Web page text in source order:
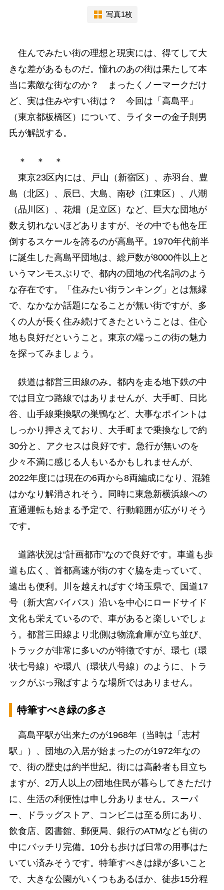
写真1枚
住んでみたい街の理想と現実には、得てして大
きな差があるものだ。憧れのあの街は果たして本
当に素敵な街なのか？ まったくノーマークだけ
ど、実は住みやすい街は？ 今回は「高島平」
（東京都板橋区）について、ライターの金子則男
氏が解説する。
＊ ＊ ＊
東京23区内には、戸山（新宿区）、赤羽台、豊
島（北区）、辰巳、大島、南砂（江東区）、八潮
（品川区）、花畑（足立区）など、巨大な団地が
数え切れないほどありますが、その中でも他を圧
倒するスケールを誇るのが高島平。1970年代前半
に誕生した高島平団地は、総戸数が8000件以上と
いうマンモスぶりで、都内の団地の代名詞のよう
な存在です。「住みたい街ランキング」とは無縁
で、なかなか話題になることが無い街ですが、多
くの人が長く住み続けてきたということは、住心
地も良好だということ。東京の端っこの街の魅力
を探ってみましょう。
鉄道は都営三田線のみ。都内を走る地下鉄の中
では目立つ路線ではありませんが、大手町、日比
谷、山手線乗換駅の巣鴨など、大事なポイントは
しっかり押さえており、大手町まで乗換なしで約
30分と、アクセスは良好です。急行が無いのを
少々不満に感じる人もいるかもしれませんが、
2022年度には現在の6両から8両編成になり、混雑
はかなり解消されそう。同時に東急新横浜線への
直通運転も始まる予定で、行動範囲が広がりそう
です。
道路状況は“計画都市”なので良好です。車道も歩
道も広く、首都高速が街のすぐ脇を走っていて、
遠出も便利。川を越えればすぐ埼玉県で、国道17
号（新大宮バイパス）沿いを中心にロードサイド
文化も栄えているので、車があると楽しいでしょ
う。都営三田線より北側は物流倉庫が立ち並び、
トラックが非常に多いのが特徴ですが、環七（環
状七号線）や環八（環状八号線）のように、トラ
ックがぶっ飛ばすような場所ではありません。
特筆すべき緑の多さ
高島平駅が出来たのが1968年（当時は「志村
駅」）、団地の入居が始まったのが1972年なの
で、街の歴史は約半世紀。街には高齢者も目立ち
ますが、2万人以上の団地住民が暮らしてきただけ
に、生活の利便性は申し分ありません。スーパ
ー、ドラッグストア、コンビニは至る所にあり、
飲食店、図書館、郵便局、銀行のATMなども街の
中にバッチリ完備。10分も歩けば日常の用事はた
いてい済みそうです。特筆すべきは緑が多いこと
で、大きな公園がいくつもあるほか、徒歩15分程